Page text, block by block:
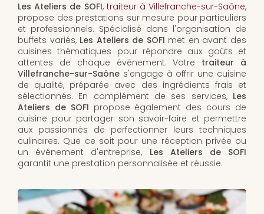
Les Ateliers de SOFI, traiteur à Villefranche-sur-Saône,
propose des prestations sur mesure pour particuliers
et professionnels. Spécialisé dans l'organisation de
buffets variés, Les Ateliers de SOFI met en avant des
cuisines thématiques pour répondre aux goûts et
attentes de chaque événement. Votre traiteur à
Villefranche-sur-Saône s'engage à offrir une cuisine
de qualité, préparée avec des ingrédients frais et
sélectionnés. En complément de ses services, Les
Ateliers de SOFI propose également des cours de
cuisine pour partager son savoir-faire et permettre
aux passionnés de perfectionner leurs techniques
culinaires. Que ce soit pour une réception privée ou
un événement d'entreprise, Les Ateliers de SOFI
garantit une prestation personnalisée et réussie.